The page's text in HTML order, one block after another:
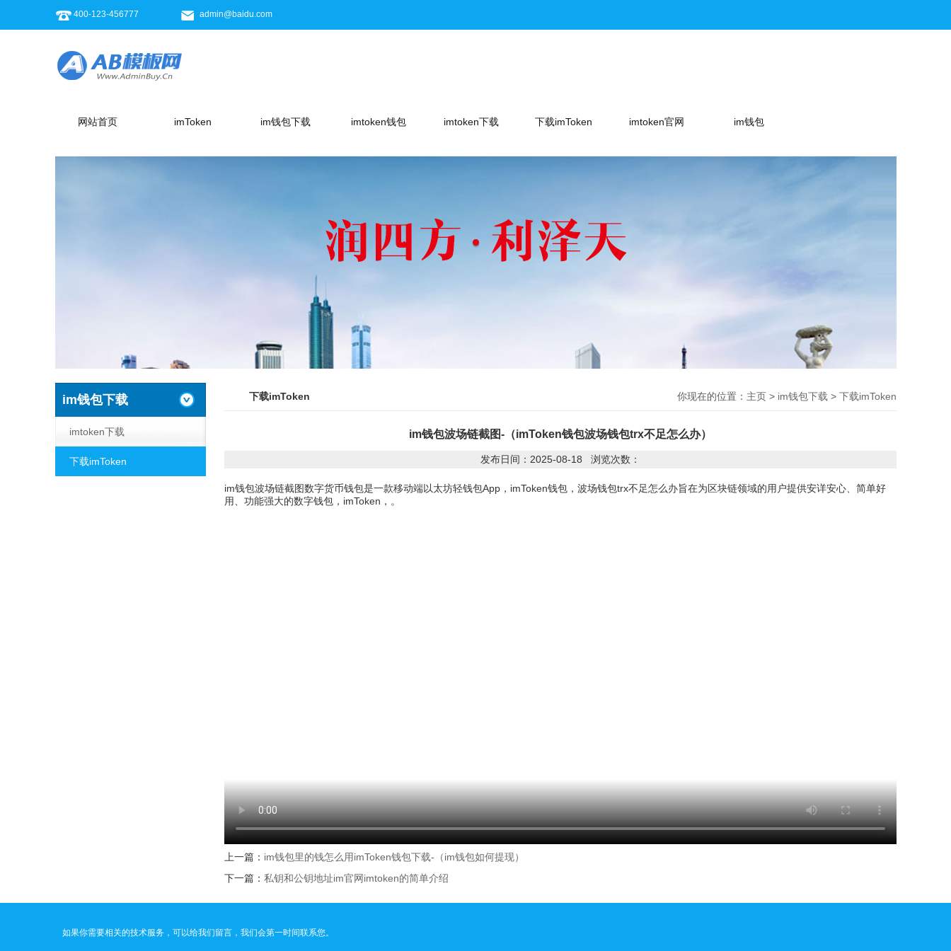
400-123-456777 admin@baidu.com
网站首页 imToken im钱包下载 imtoken钱包 imtoken下载 下载imToken imtoken官网 im钱包
im钱包下载
imtoken下载
下载imToken
下载imToken 你现在的位置： 主页> im钱包下载 > 下载imToken
im钱包波场链截图-（imToken钱包波场钱包trx不足怎么办）
发布日间：2025-08-18 浏览次数：
im钱包波场链截图数字货币钱包是一款移动端以太坊轻钱包App，imToken钱包，波场钱包trx不足怎么办旨在为区块链领域的用户提供安详安心、简单好
用、功能强大的数字钱包，imToken，。
上一篇： im钱包里的钱怎么用imToken钱包下载-（im钱包如何提现）
下一篇： 私钥和公钥地址im官网imtoken的简单介绍
如果你需要相关的技术服务，可以给我们留言，我们会第一时间联系您。